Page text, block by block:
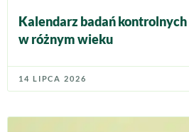
Kalendarz badań
w różnym wieku
14 LIPCA 2026